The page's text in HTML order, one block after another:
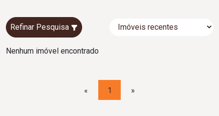
Refinar Pesquisa
Nenhum imóvel encontrado
« 1 »